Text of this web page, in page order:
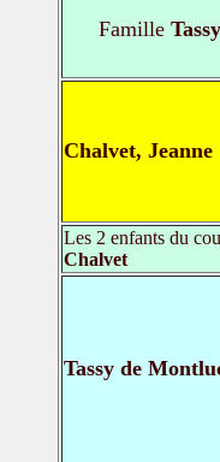
Famille
Chalvet, Jeanne
Les 2 enfants du
Chalvet
Tassy de